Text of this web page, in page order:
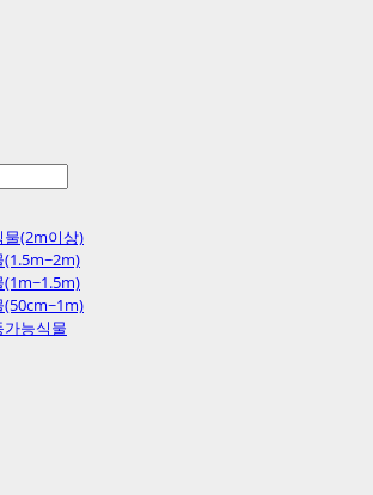
물(2m이상)
(1.5m~2m)
(1m~1.5m)
(50cm~1m)
가능식물